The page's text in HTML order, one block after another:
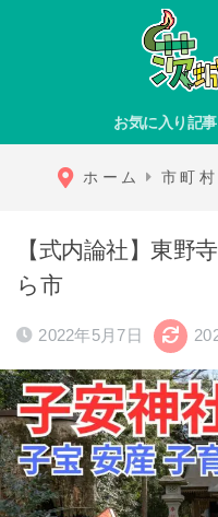
お気に入り記事
ホーム 市町村
【式内論社】東野
ら市
2022年5月7日